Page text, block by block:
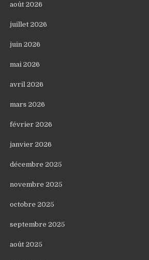
août 2026
juillet 2026
juin 2026
mai 2026
avril 2026
mars 2026
février 2026
janvier 2026
décembre 2025
novembre 2025
octobre 2025
septembre 2025
août 2025